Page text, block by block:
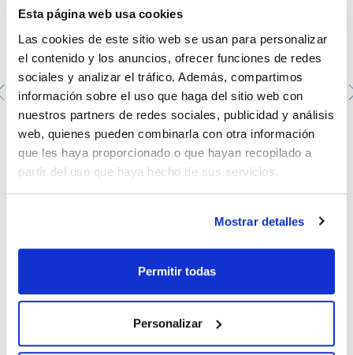
Esta página web usa cookies
Las cookies de este sitio web se usan para personalizar
el contenido y los anuncios, ofrecer funciones de redes
sociales y analizar el tráfico. Además, compartimos
información sobre el uso que haga del sitio web con
nuestros partners de redes sociales, publicidad y análisis
web, quienes pueden combinarla con otra información
que les haya proporcionado o que hayan recopilado a
partir del uso que haya hecho de sus servicios.
Mostrar detalles
Permitir todas
Personalizar
mediciones exactas, siendo ideales para aplicaciones que
analíticos.
- Certificación garantizada: Cada probeta incluye número de
lote y un certificado de lote con el embalaje original.
- Opciones personalizables: Disponible, bajo demanda, con
certificados individuales o certificados de calibración ENAC.
Disponibles en múltiples volúmenes, las pipetas de un aforo
son esenciales para aplicaciones analíticas y químicas donde
la precisión y la reproducibilidad son clave.
Howorka-Ball 50 ml Knabe
0005273841
Envase
Disponibilidad:Ver stock
TDS / Ficha técnica
COA